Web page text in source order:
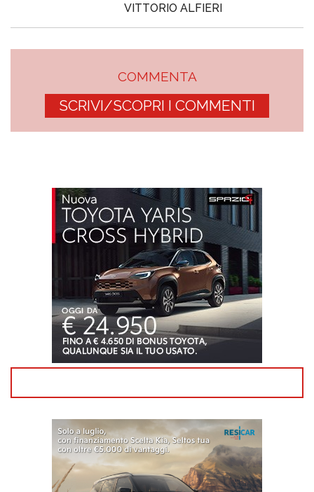
VITTORIO ALFIERI
COMMENTA
SCRIVI/SCOPRI I COMMENTI